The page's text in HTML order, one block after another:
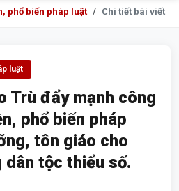
phổ biến pháp luật Chi tiết bài viết
luật
Trù đẩy mạnh công
phổ biến pháp
tôn giáo cho
tộc thiểu số.